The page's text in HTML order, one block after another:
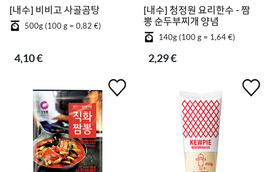
[내수] 비비고 사골곰탕
500g (100 g = 0,82 €)
4,10 €
[내수] 청정원 요리한수 - 짬
뽕 순두부찌개 양념
140g (100 g = 1,64 €)
2,29 €